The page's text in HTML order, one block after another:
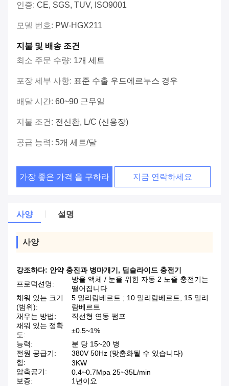
인증: CE, SGS, TUV, ISO9001
모델 번호: PW-HGX211
지불 및 배송 조건
최소 주문 수량: 1개 세트
포장 세부 사항: 표준 수출 우드에르누스 경우
배달 시간: 60~90 근무일
지불 조건: 전신환, L/C (신용장)
공급 능력: 5개 세트/달
가장 좋은 가격 을 구하라 지금 연락하세요
사양 설명
사양
강조하다: 안약 충진과 병마개기 , 딥슬라이드 충전기
프로덕션명:
방울 액체 / 눈을 위한 자동 2 노즐 충전기는
떨어집니다
채워 있는 크기
(범위):
5 밀리람베르트 ; 10 밀리람베르트, 15 밀리
람베르트
채우는 방법:
직선형 연동 펌프
채워 있는 정확
도:
±0.5~1%
능력:
분 당 15~20 병
전원 공급기:
380V 50Hz (맞춤화될 수 있습니다)
힘:
3KW
압축공기:
0.4~0.7Mpa 25~35L/min
보증:
1년이요